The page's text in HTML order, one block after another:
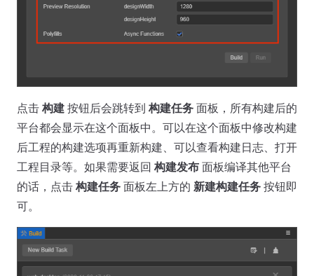
点击 构建 按钮后会跳转到 构建任务 面板，所有构建后的
平台都会显示在这个面板中。可以在这个面板中修改构建
后工程的构建选项再重新构建、可以查看构建日志、打开
工程目录等。如果需要返回 构建发布 面板编译其他平台
的话，点击 构建任务 面板左上方的 新建构建任务 按钮即
可。